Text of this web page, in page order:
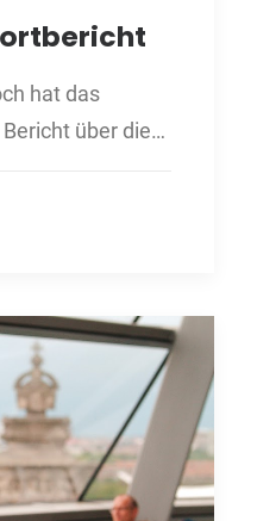
hat das
über die…